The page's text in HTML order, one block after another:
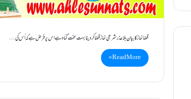
قضانماز کا بیان بلا عذر شرعی نماز قضا کردینا بہت سخت گناہ ہے اس پر فرض ہے کہ اُس کی…
Read More »